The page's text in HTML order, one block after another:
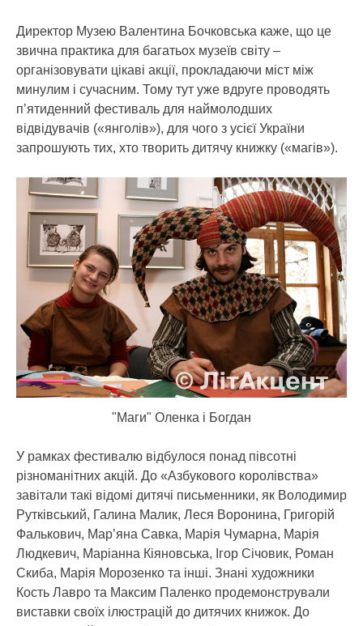
Директор Музею Валентина Бочковська каже, що це
звична практика для багатьох музеїв світу –
організовувати цікаві акції, прокладаючи міст між
минулим і сучасним. Тому тут уже вдруге проводять
п’ятиденний фестиваль для наймолодших
відвідувачів («янголів»), для чого з усієї України
запрошують тих, хто творить дитячу книжку («магів»).
"Маги" Оленка і Богдан
У рамках фестивалю відбулося понад півсотні
різноманітних акцій. До «Азбукового королівства»
завітали такі відомі дитячі письменники, як Володимир
Рутківський, Галина Малик, Леся Воронина, Григорій
Фалькович, Мар’яна Савка, Марія Чумарна, Марія
Людкевич, Маріанна Кіяновська, Ігор Січовик, Роман
Скиба, Марія Морозенко та інші. Знані художники
Кость Лавро та Максим Паленко продемонстрували
виставки своїх ілюстрацій до дитячих книжок. До